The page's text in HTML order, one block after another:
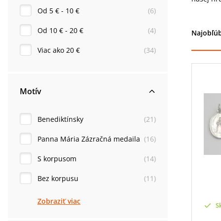
Od 5 € - 10 € (6)
Od 10 € - 20 € (4)
Viac ako 20 € (34)
Motív
Benediktínsky (21 )
Panna Mária Zázračná medaila (16)
S korpusom (14)
Bez korpusu (11 )
Zobraziť viac